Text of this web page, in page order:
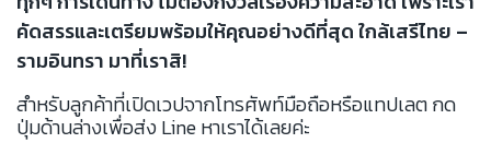
คัดสรรและเตรียมพร้อมให้คุณอย่างดีที่สุด ใกล้เสรีไทย –
รามอินทรา มาที่เราสิ!
สำหรับลูกค้าที่เปิดเวปจากโทรศัพท์มือถือหรือแทปเลต กด
ปุ่มด้านล่างเพื่อส่ง Line หาเราได้เลยค่ะ